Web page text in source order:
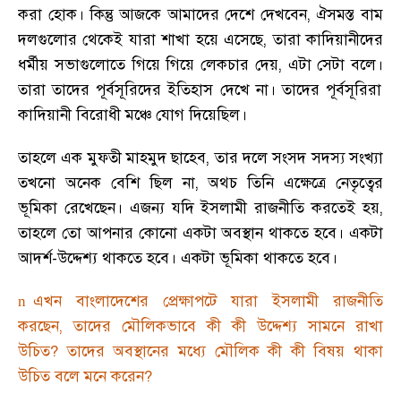
করা হোক। কিন্তু আজকে আমাদের দেশে দেখবেন,ঐসমস্ত বাম
দলগুলোর থেকেই যারা শাখা হয়ে এসেছে,তারা কাদিয়ানীদের
ধর্মীয় সভাগুলোতে গিয়ে গিয়ে লেকচার দেয়, এটা সেটা বলে ।
তারা তাদের পূর্বসূরিদের ইতিহাস দেখে না। তাদের পূর্বসূরিরা
কাদিয়ানী বিরোধী মঞ্চে যোগ দিয়েছিল ।
তাহলে এক মুফতী মাহমুদ ছাহেব,তার দলে সংসদ সদস্য সংখ্যা
তখনো অনেক বেশি ছিল না,অথচ তিনি এক্ষেত্রে নেতৃত্বের
ভূমিকা রেখেছেন। এজন্য যদি ইসলামী রাজনীতি করতেই হয়,
তাহলে তো আপনার কোনো একটা অবস্থান থাকতে হবে । একটা
আদর্শ-উদ্দেশ্য থাকতে হবে । একটা ভূমিকা থাকতে হবে ।
n এখন বাংলাদেশের প্রেক্ষাপটে যারা ইসলামী রাজনীতি
করছেন,তাদের মৌলিকভাবে কী কী উদ্দেশ্য সামনে রাখা
উচিত?তাদের অবস্থানের মধ্যে মৌলিক কী কী বিষয় থাকা
উচিত বলে মনে করেন?